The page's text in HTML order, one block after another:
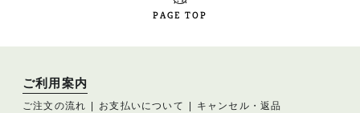
PAGE TOP
ご利用案内
ご注文の流れ お支払いについて キャンセル・返品